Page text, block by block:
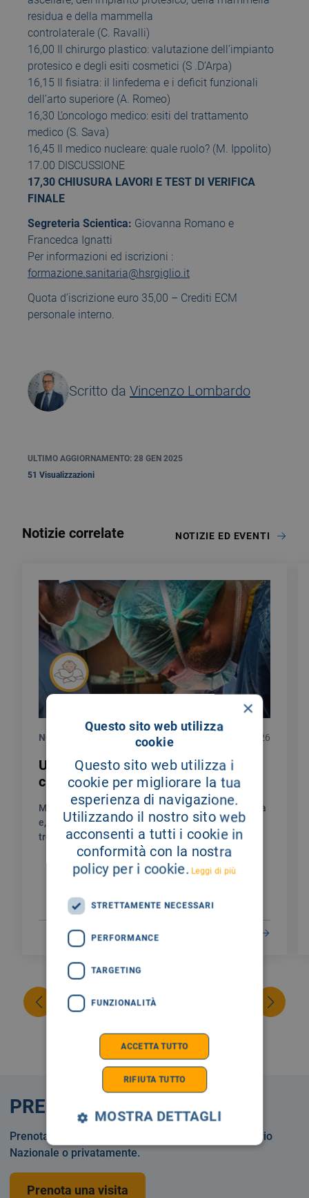
residua e della mammella
controlaterale (C. Ravalli)
16,00 Il chirurgo plastico: valutazione dell’impianto
protesico e degli esiti cosmetici (S .D’Arpa)
16,15 Il fisiatra: il linfedema e i deficit funzionali
dell’arto superiore (A. Romeo)
16,30 L’oncologo medico: esiti del trattamento
medico (S. Sava)
16,45 Il medico nucleare: quale ruolo? (M. Ippolito)
17.00 DISCUSSIONE
17,30 CHIUSURA LAVORI E TEST DI VERIFICA
FINALE
Segreteria Scientica: Giovanna Romano e
Francedca Ignatti
Per informazioni ed iscrizioni :
formazione.sanitaria@hsrgiglio.it
Quota d’iscrizione euro 35,00 – Crediti ECM
personale interno.
Scritto da Vincenzo Lombardo
ULTIMO AGGIORNAMENTO: 28 GEN 2025
51 Visualizzazioni
Notizie correlate NOTIZIE ED EVENTI
NOTIZIE 28/07/2026
Un testimoniaza di gratitudine per la
chirurgia endocrina del Giglio
Mi chiamo Sylwia sono stata colpita da una malattia
e, in questo percorso umanamente non facile, ho
trovato un’assistenza unica.
PRENOTA
Prenotare una visita o un esame in Servizio Sanitario
Nazionale o privatamente.
Prenota una visita
×
Questo sito web utilizza
cookie
Questo sito web utilizza i
cookie per migliorare la tua
esperienza di navigazione.
Utilizzando il nostro sito web
acconsenti a tutti i cookie in
conformità con la nostra
policy per i cookie. Leggi di più
STRETTAMENTE NECESSARI
PERFORMANCE
TARGETING
FUNZIONALITÀ
ACCETTA TUTTO
RIFIUTA TUTTO
MOSTRA DETTAGLI